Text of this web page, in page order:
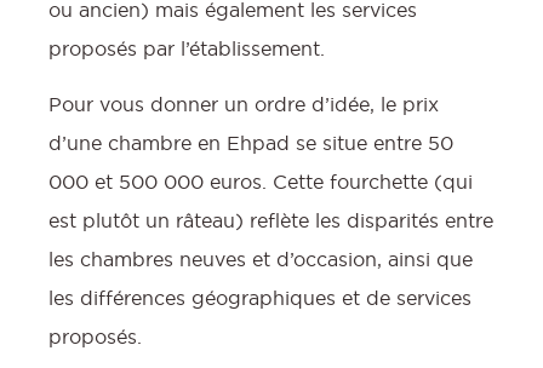
ou ancien) mais également les services
proposés par l’établissement.
Pour vous donner un ordre d’idée, le prix
d’une chambre en Ehpad se situe entre 50
000 et 500 000 euros. Cette fourchette (qui
est plutôt un râteau) reflète les disparités entre
les chambres neuves et d’occasion, ainsi que
les différences géographiques et de services
proposés.